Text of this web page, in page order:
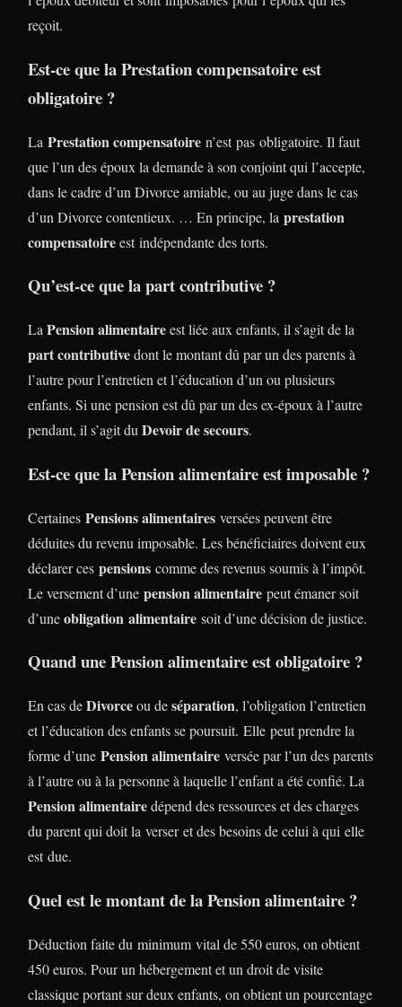
reçoit.
Est-ce que la Prestation compensatoire est
obligatoire ?
La Prestation compensatoire n’est pas obligatoire. Il faut
que l’un des époux la demande à son conjoint qui l’accepte,
dans le cadre d’un Divorce amiable, ou au juge dans le cas
d’un Divorce contentieux. … En principe, la prestation
compensatoireest indépendante des torts.
Qu’est-ce que la part contributive ?
La Pension alimentaireest liée aux enfants, il s’agit de la
part contributivedont le montant dû par un des parents à
l’autre pour l’entretien et l’éducation d’un ou plusieurs
enfants. Si une pension est dû par un des ex-époux à l’autre
pendant, il s’agit du Devoir de secours.
Est-ce que la Pension alimentaire est imposable ?
Certaines Pensions alimentaires versées peuvent être
déduites du revenu imposable. Les bénéficiaires doivent eux
déclarer ces pensions comme des revenus soumis à l’impôt.
Le versement d’une pension alimentaire peut émaner soit
d’uneobligation alimentaire soit d’une décision de justice.
Quand une Pension alimentaire est obligatoire ?
En cas deDivorceou deséparation, l’obligation l’entretien
et l’éducation des enfants se poursuit. Elle peut prendre la
forme d’une Pension alimentaire versée par l’un des parents
à l’autre ou à la personne à laquelle l’enfant a été confié. La
Pension alimentairedépend des ressources et des charges
du parent qui doit la verser et des besoins de celui à qui elle
est due.
Quel est le montant de la Pension alimentaire ?
Déduction faite du minimum vital de 550 euros, on obtient
450 euros. Pour un hébergement et un droit de visite
classique portant sur deux enfants, on obtient un pourcentage